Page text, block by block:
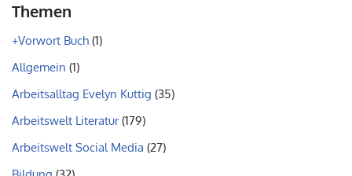
Themen
+Vorwort Buch (1)
Allgemein (1)
Arbeitsalltag Evelyn Kuttig (35)
Arbeitswelt Literatur(179)
Arbeitswelt Social Media (27)